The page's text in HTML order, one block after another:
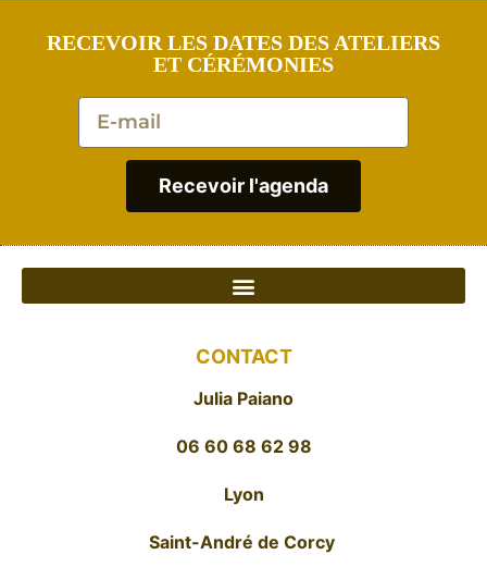
RECEVOIR LES DATES DES ATELIERS
ET CÉRÉMONIES
Recevoir l'agenda
CONTACT
Julia Paiano
06 60 68 62 98
Lyon
Saint-André de Corcy